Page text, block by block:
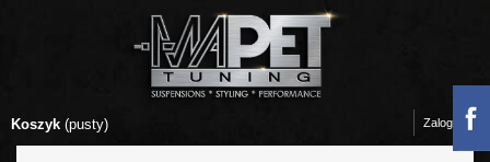
Koszyk (pusty) Zaloguj się